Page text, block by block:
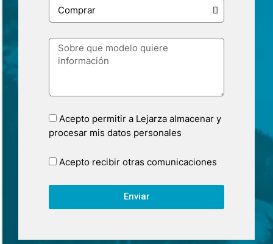
Acepto permitir a Lejarza almacenar y
procesar mis datos personales
Acepto recibir otras comunicaciones
Enviar